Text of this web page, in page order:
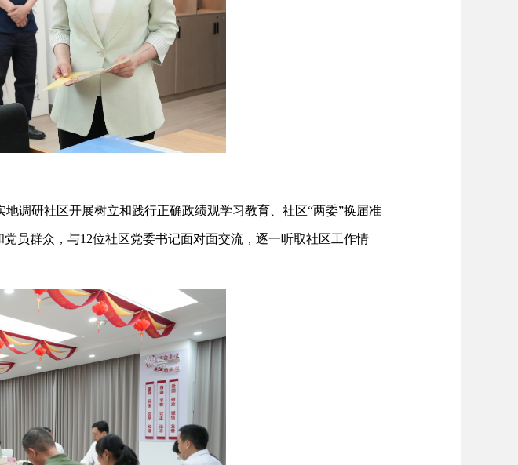
调研社区开展树立和践行正确政绩观学习教育、社区“两委”换届准
员群众，与12位社区党委书记面对面交流，逐一听取社区工作情